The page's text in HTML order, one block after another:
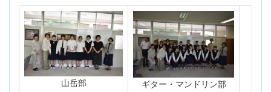
山岳部 ギター・マンドリン部